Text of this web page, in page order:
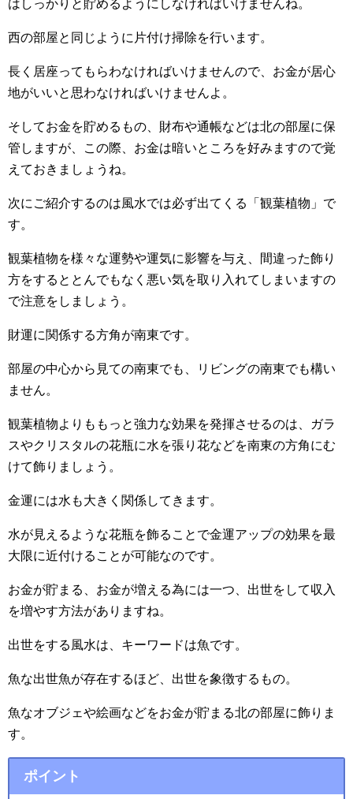
はしっかりと貯めるようにしなければいけませんね。
西の部屋と同じように片付け掃除を行います。
長く居座ってもらわなければいけませんので、お金が居心
地がいいと思わなければいけませんよ。
そしてお金を貯めるもの、財布や通帳などは北の部屋に保
管しますが、この際、お金は暗いところを好みますので覚
えておきましょうね。
次にご紹介するのは風水では必ず出てくる「観葉植物」で
す。
観葉植物を様々な運勢や運気に影響を与え、間違った飾り
方をするととんでもなく悪い気を取り入れてしまいますの
で注意をしましょう。
財運に関係する方角が南東です。
部屋の中心から見ての南東でも、リビングの南東でも構い
ません。
観葉植物よりももっと強力な効果を発揮させるのは、ガラ
スやクリスタルの花瓶に水を張り花などを南東の方角にむ
けて飾りましょう。
金運には水も大きく関係してきます。
水が見えるような花瓶を飾ることで金運アップの効果を最
大限に近付けることが可能なのです。
お金が貯まる、お金が増える為には一つ、出世をして収入
を増やす方法がありますね。
出世をする風水は、キーワードは魚です。
魚な出世魚が存在するほど、出世を象徴するもの。
魚なオブジェや絵画などをお金が貯まる北の部屋に飾りま
す。
ポイント